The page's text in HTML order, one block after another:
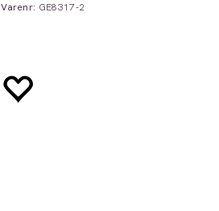
Varenr: GE8317-2